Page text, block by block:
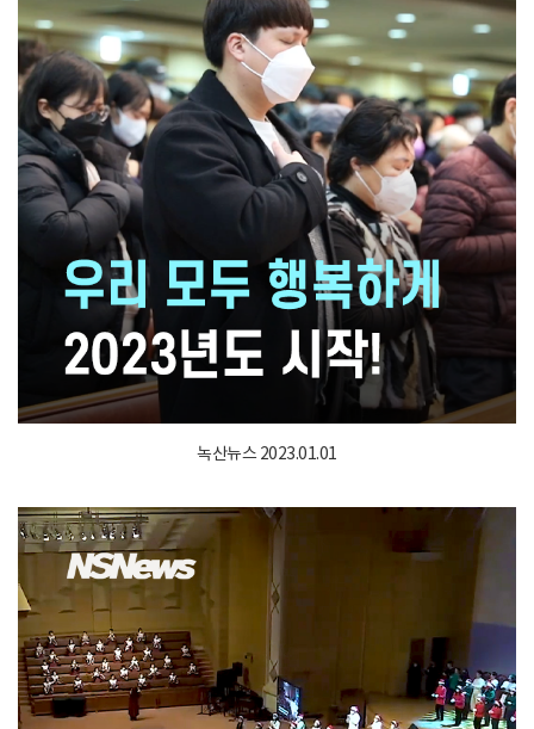
녹산뉴스 2023.01.01